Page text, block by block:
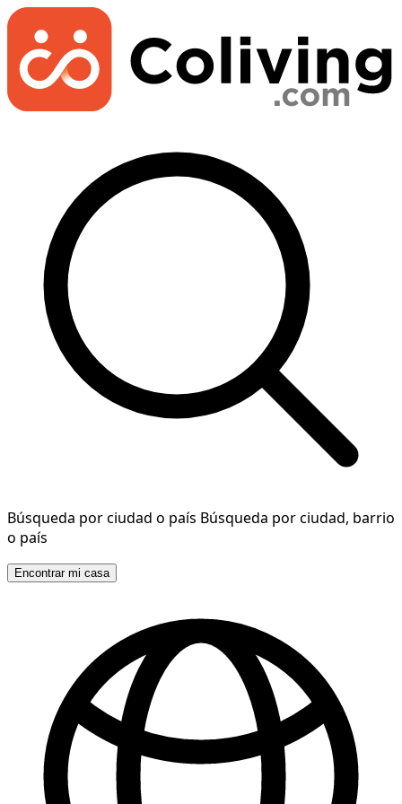
Búsqueda por ciudad o país Búsqueda por ciudad, barrio
o país
Encontrar mi casa